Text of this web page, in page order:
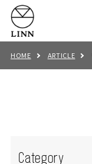
HOME ARTICLE
Category